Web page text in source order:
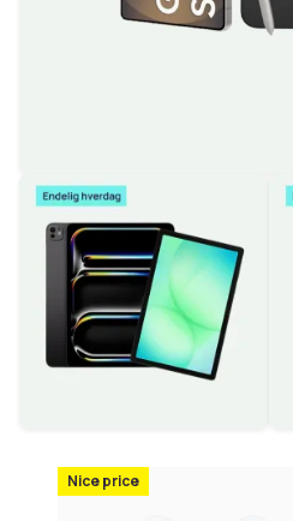
Nice price